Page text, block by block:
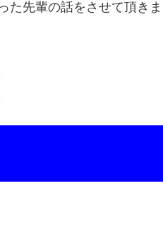
た先輩の話をさせて頂きま